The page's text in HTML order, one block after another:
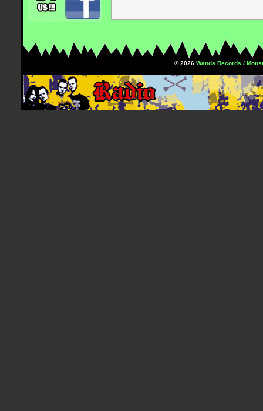
© 2026 Wanda Records /